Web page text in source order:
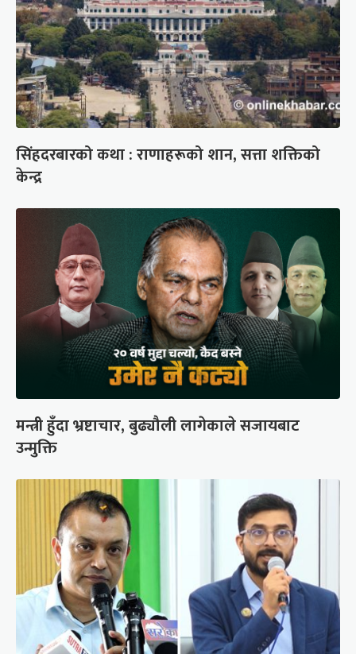
सिंहदरबारको कथा : राणाहरूको शान, सत्ता शक्तिको
केन्द्र
मन्त्री हुँदा भ्रष्टाचार, बुढ्यौली लागेकाले सजायबाट
उन्मुक्ति